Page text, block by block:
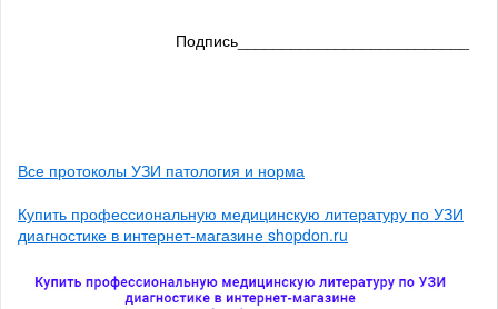
Подпись__________________________
Все протоколы УЗИ патология и норма
Купить профессиональную медицинскую литературу по УЗИ
диагностике в интернет-магазине shopdon.ru